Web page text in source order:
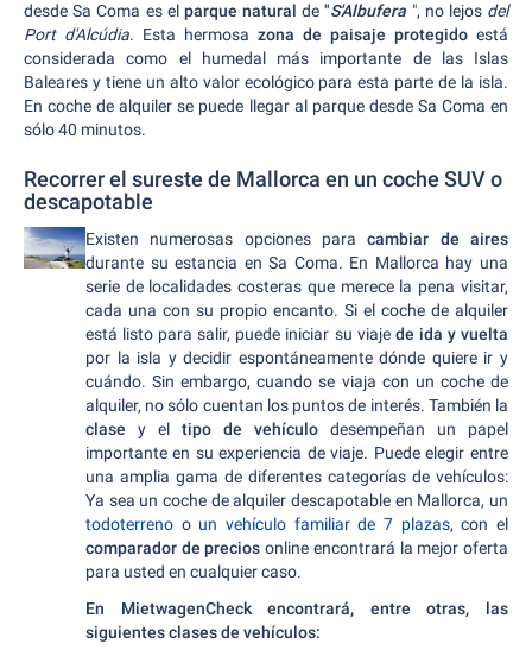
desde Sa Coma es el parque natural de"S'Albufera ", no lejos del
Port d'Alcúdia. Esta hermosa zona de paisaje protegido está
considerada como el humedal más importante de las Islas
Baleares y tiene un alto valor ecológico para esta parte de la isla.
En coche de alquiler se puede llegar al parque desde Sa Coma en
sólo 40 minutos.
Recorrer el sureste de Mallorca en un coche SUV o
descapotable
Existen numerosas opciones paracambiar de aires
durante su estancia en Sa Coma. En Mallorca hay una
serie de localidades costeras que merece la pena visitar,
cada una con su propio encanto. Si el coche de alquiler
está listo para salir, puede iniciar su viaje de ida y vuelta
por la isla y decidir espontáneamente dónde quiere ir y
cuándo. Sin embargo, cuando se viaja con un coche de
alquiler, no sólo cuentan los puntos de interés. También la
clase y eltipo de vehículodesempeñan un papel
importante en su experiencia de viaje. Puede elegir entre
una amplia gama de diferentes categorías de vehículos:
Ya sea un coche de alquiler descapotable en Mallorca, un
todoterrenoo un vehículo familiar de 7 plazas, con el
comparador de preciosonline encontrará la mejor oferta
para usted en cualquier caso.
En MietwagenCheck encontrará, entre otras, las
siguientes clases de vehículos: